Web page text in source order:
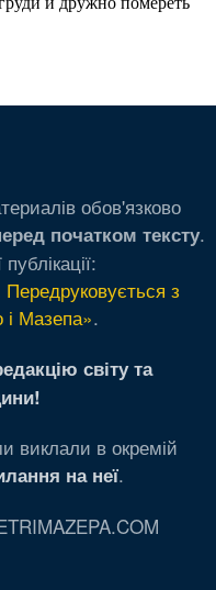
обов'язково
початком тексту.
з
і Мазепа».
світу та
виклали в окремій
на неї.